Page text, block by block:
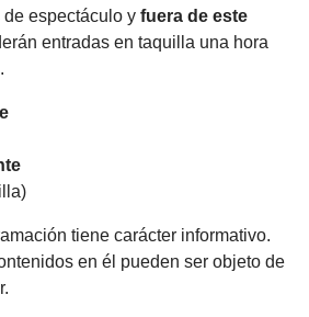
de espectáculo y fuera de este
entradas en taquilla una hora
tiene carácter informativo.
en él pueden ser objeto de